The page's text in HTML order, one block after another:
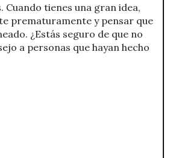
Cuando tienes una gran idea,
prematuramente y pensar que
¿Estás seguro de que no
a personas que hayan hecho